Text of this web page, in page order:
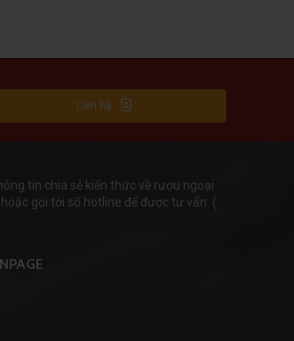
Liên hệ
tin chia sẻ kiến thức về rượu ngoại
gọi tới số hotline để được tư vấn. (